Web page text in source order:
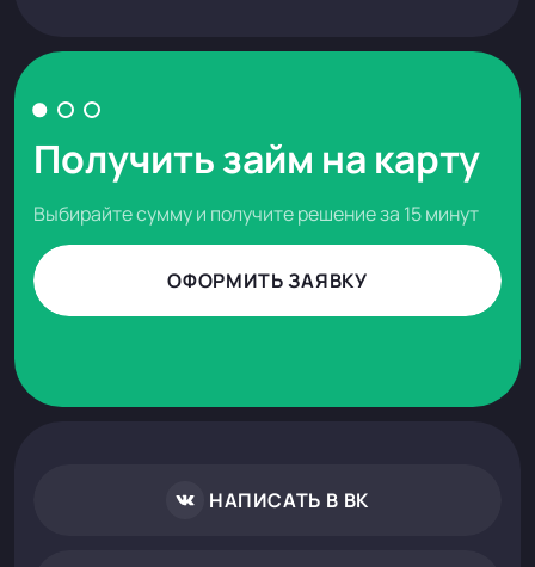
Получить займ на карту
Выбирайте сумму и получите решение за 15 минут
ОФОРМИТЬ ЗАЯВКУ
НАПИСАТЬ В ВК